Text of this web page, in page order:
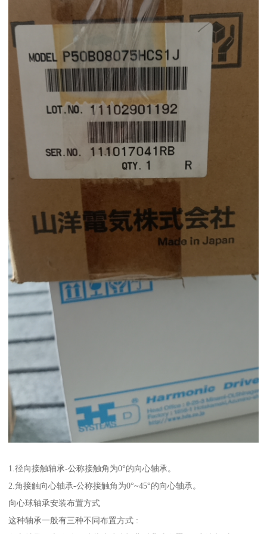
1.径向接触轴承-公称接触角为0°的向心轴承。
2.角接触向心轴承-公称接触角为0°~45°的向心轴承。
向心球轴承安装布置方式
这种轴承一般有三种不同布置方式 :